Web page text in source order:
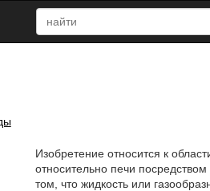
Изобретение относится к
относительно печи
том, что жидкость или